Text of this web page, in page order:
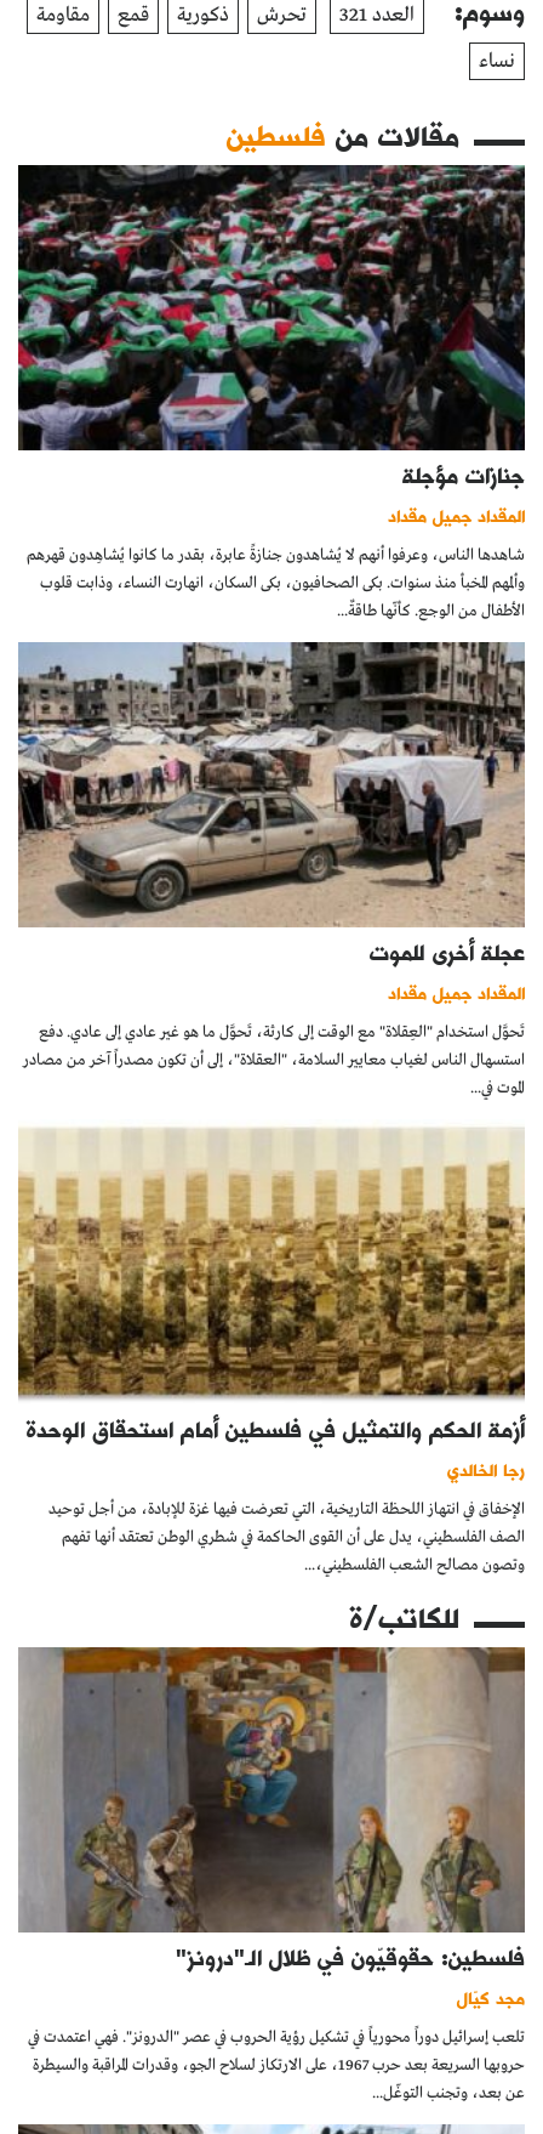
وسوم: العدد 321 تحرش ذكورية قمع
مقاومة
نساء
مقالات من فلسطين
جنازات مؤجلة
المقداد جميل مقداد
شاهدها الناس، وعرفوا أنهم لا يُشاهدون جنازةً عابرة، بقدر ما كانوا يُشاهِدون قهرهم
وألمهم المخبأ منذ سنوات. بكى الصحافيون، بكى السكان، انهارت النساء، وذابت قلوب
الأطفال من الوجع. كأنّها طاقةٌ...
عجلة أخرى للموت
المقداد جميل مقداد
تَحوَّل استخدام "العِقلاة" مع الوقت إلى كارثة، تَحوَّل ما هو غير عادي إلى عادي. دفع
استسهال الناس لغياب معايير السلامة، "العقلاة"، إلى أن تكون مصدراً آخر من مصادر
الموت في...
أزمة الحكم والتمثيل في فلسطين أمام استحقاق الوحدة
رجا الخالدي
الإخفاق في انتهاز اللحظة التاريخية، التي تعرضت فيها غزة للإبادة، من أجل توحيد
الصف الفلسطيني، يدل على أن القوى الحاكمة في شطري الوطن تعتقد أنها تفهم
وتصون مصالح الشعب الفلسطيني،...
للكاتب/ة
فلسطين: حقوقيّون في ظلال الـ"درونز"
مجد كيّال
تلعب إسرائيل دوراً محورياً في تشكيل رؤية الحروب في عصر "الدرونز". فهي اعتمدت في
حروبها السريعة بعد حرب 1967، على الارتكاز لسلاح الجو، وقدرات المراقبة والسيطرة
عن بعد، وتجنب التوغّل...